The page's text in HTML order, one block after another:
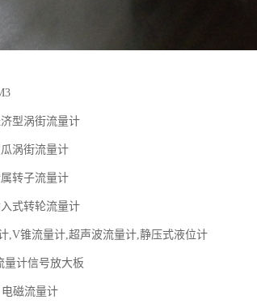
型涡街流量计
涡街流量计
转子流量计
式转轮流量计
,V锥流量计,超声波流量计,静压式液位计
量计信号放大板
磁流量计